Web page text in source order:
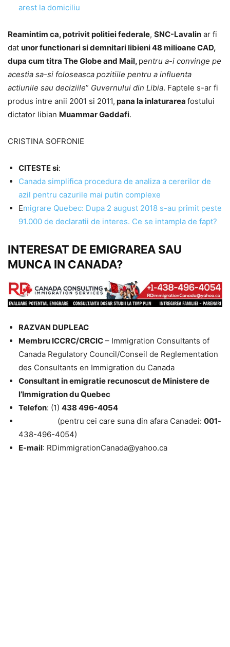
arest la domiciliu
Reamintim ca, potrivit politiei federale, SNC-Lavalin ar fi
dat unor functionari si demnitari libieni 48 milioane CAD,
dupa cum titra The Globe and Mail, pentru a-i convinge pe
acestia sa-si foloseasca pozitiile pentru a influenta
actiunile sau deciziile” Guvernului din Libia. Faptele s-ar fi
produs intre anii 2001 si 2011, pana la inlaturarea fostului
dictator libian Muammar Gaddafi.
CRISTINA SOFRONIE
CITESTE si:
Canada simplifica procedura de analiza a cererilor de
azil pentru cazurile mai putin complexe
Emigrare Quebec: Dupa 2 august 2018 s-au primit peste
91.000 de declaratii de interes. Ce se intampla de fapt?
INTERESAT DE EMIGRAREA SAU
MUNCA IN CANADA?
RAZVAN DUPLEAC
Membru ICCRC/CRCIC – Immigration Consultants of
Canada Regulatory Council/Conseil de Reglementation
des Consultants en Immigration du Canada
Consultant in emigratie recunoscut de Ministere de
l’Immigration du Quebec
Telefon: (1) 438 496-4054
(pentru cei care suna din afara Canadei: 001-
438-496-4054)
E-mail: RDimmigrationCanada@yahoo.ca